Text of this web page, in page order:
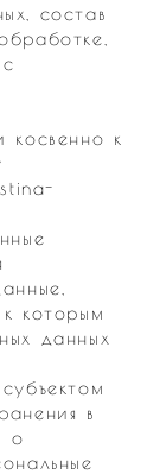
состав
косвенно к
которым
данных
в
о